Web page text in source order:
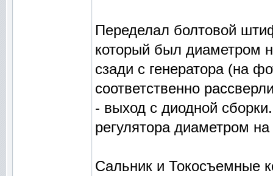
Переделал болтовой
который был диаметром
сзади с генератора (на
соответственно
- выход с диодной
регулятора диаметром
Сальник и Токосъемные